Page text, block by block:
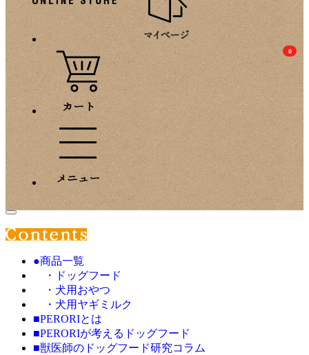
0
●商品一覧
・ドッグフード
・犬用おやつ
・犬用ヤギミルク
■PERORIとは
■PERORIが考えるドッグフード
■獣医師のドッグフード研究コラム